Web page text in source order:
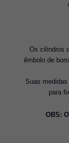
Os cilindros
êmbolo de
Suas
para
OBS: